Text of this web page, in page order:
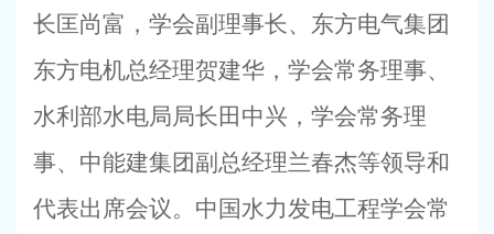
长匡尚富，学会副理事长、东方电气集团
东方电机总经理贺建华，学会常务理事、
水利部水电局局长田中兴，学会常务理
事、中能建集团副总经理兰春杰等领导和
代表出席会议。中国水力发电工程学会常